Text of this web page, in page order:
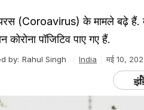
(Coroavirus) के मामले बढ़े हैं.
पॉजिटिव पाए गए हैं.
by: Rahul Singh India मई 10,